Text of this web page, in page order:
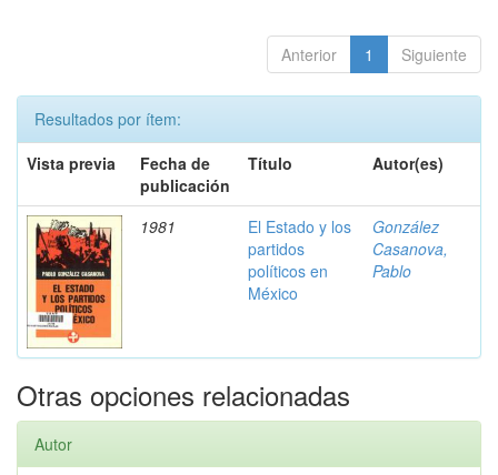
Anterior 1 Siguiente
Resultados por ítem:
Vista previa
Fecha de
publicación
Título Autor(es)
1981
El Estado y los
partidos
políticos en
México
González
Casanova,
Pablo
Otras opciones relacionadas
Autor